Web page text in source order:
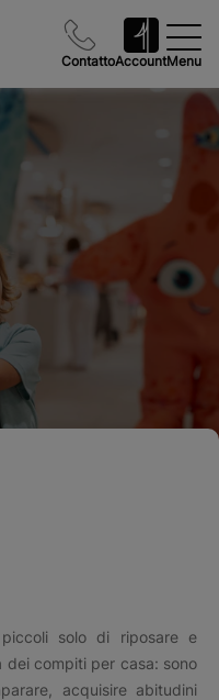
ContattoAccountMenu
solo di riposare e
dei compiti per casa: sono
acquisire abitudini